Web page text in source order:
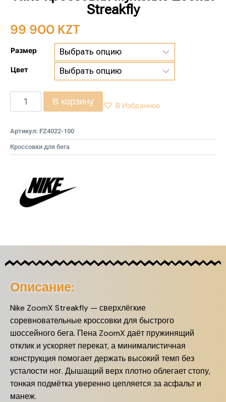
Streakfly
99 900 KZT
Размер
Цвет
В корзину В Избранное
Артикул: FZ4022-100
Кроссовки для бега
Описание:
Nike ZoomX Streakfly — сверхлёгкие
соревновательные кроссовки для быстрого
шоссейного бега. Пена ZoomX даёт пружинящий
отклик и ускоряет перекат, а минималистичная
конструкция помогает держать высокий темп без
усталости ног. Дышащий верх плотно облегает стопу,
тонкая подмётка уверенно цепляется за асфальт и
манеж.